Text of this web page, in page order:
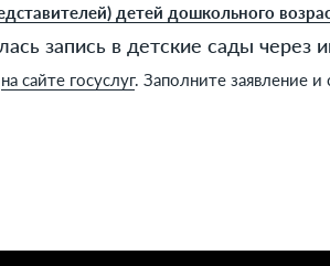
детей дошкольного
запись в детские сады через
на сайте госуслуг. Заполните заявление